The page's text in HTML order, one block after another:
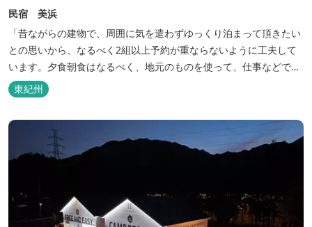
民宿 美浜
「昔ながらの建物で、周囲に気を遣わずゆっくり泊まって頂きたい
との思いから、なるべく2組以上予約が重ならないように工夫して
います。夕食朝食はなるべく、地元のものを使って、仕事などで連
泊の方には日替わりでご用意します。」オーナー様談。もし重なっ
た場合は、ごめんなさい。
東紀州